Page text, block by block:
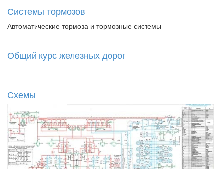
Системы тормозов
Автоматические тормоза и тормозные системы
Общий курс железных дорог
Схемы